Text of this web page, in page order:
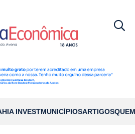
INVESTMUNICÍPIOSARTIGOS